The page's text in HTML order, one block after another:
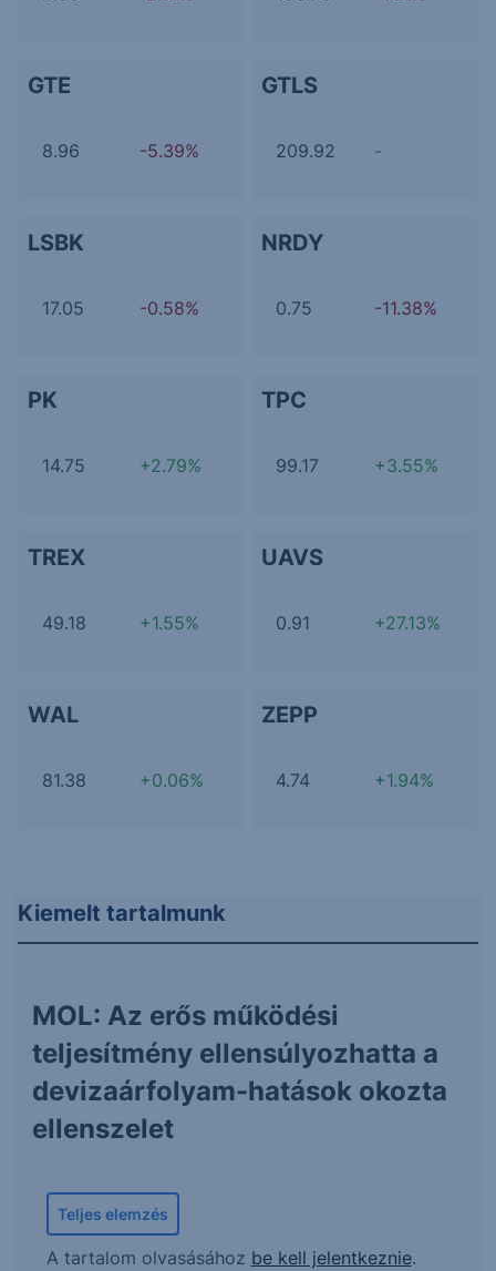
GTE
8.96 -5.39%
GTLS
209.92 -
LSBK
17.05 -0.58%
NRDY
0.75 -11.38%
PK
14.75 +2.79%
TPC
99.17 +3.55%
TREX
49.18 +1.55%
UAVS
0.91 +27.13%
WAL
81.38 +0.06%
ZEPP
4.74 +1.94%
Kiemelt tartalmunk
MOL: Az erős működési
teljesítmény ellensúlyozhatta a
devizaárfolyam-hatások okozta
ellenszelet
Teljes elemzés
A tartalom olvasásához be kell jelentkeznie.